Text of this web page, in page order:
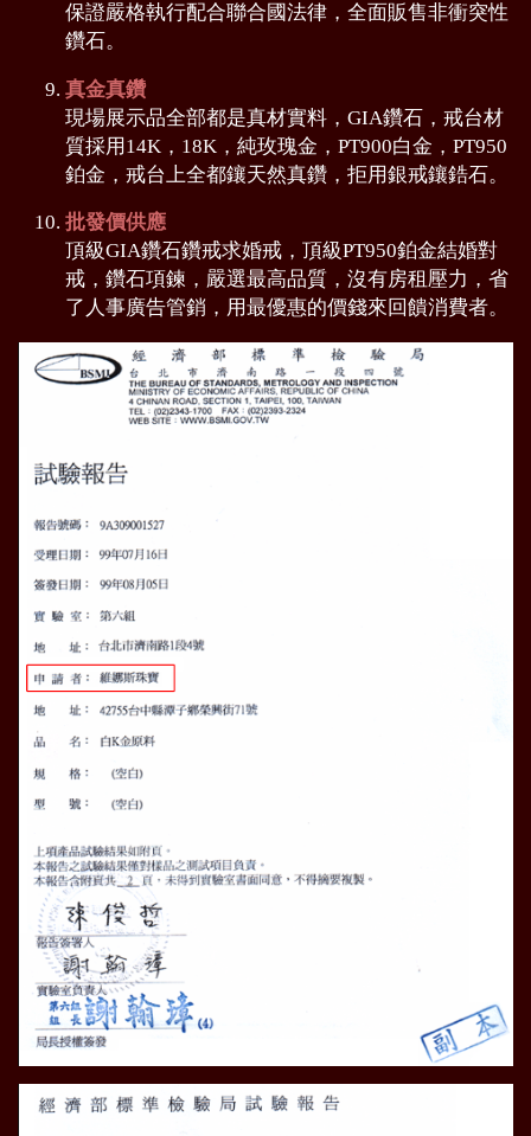
保證嚴格執行配合聯合國法律，全面販售非衝突性
鑽石。
真金真鑽
現場展示品全部都是真材實料，GIA鑽石，戒台材
質採用14K，18K，純玫瑰金，PT900白金，PT950
鉑金，戒台上全都鑲天然真鑽，拒用銀戒鑲鋯石。
批發價供應
頂級GIA鑽石鑽戒求婚戒，頂級PT950鉑金結婚對
戒，鑽石項鍊，嚴選最高品質，沒有房租壓力，省
了人事廣告管銷，用最優惠的價錢來回饋消費者。